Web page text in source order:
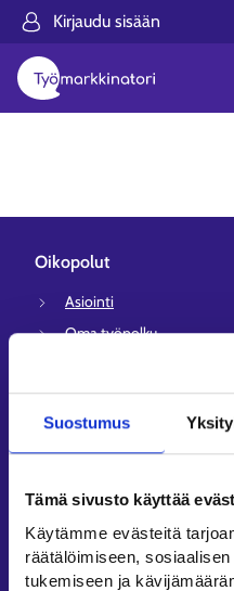
Suostumus
Tämä sivusto käyttää
Käytämme evästeitä
räätälöimiseen,
tukemiseen ja
Kirjaudu sisään
Oikopolut
Asiointi
Oma työpolku
Avoimet työpaikat
Tietoa muilla kielillä
Työllisyysalueiden
Sähköisen asioinnin tuki